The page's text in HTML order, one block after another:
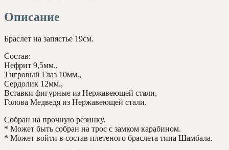
Описание
Браслет на запястье 19см.
Состав:
Нефрит 9,5мм.,
Тигровый Глаз 10мм.,
Сердолик 12мм.,
Вставки фигурные из Нержавеющей стали,
Голова Медведя из Нержавеющей стали.
Собран на прочную резинку.
* Может быть собран на трос с замком карабином.
* Может войти в состав плетеного браслета типа Шамбала.